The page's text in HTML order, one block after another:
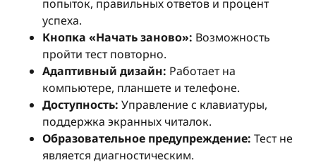
попыток, правильных ответов и процент
успеха.
Кнопка «Начать заново»: Возможность
пройти тест повторно.
Адаптивный дизайн: Работает на
компьютере, планшете и телефоне.
Доступность: Управление с клавиатуры,
поддержка экранных читалок.
Образовательное предупреждение: Тест не
является диагностическим.